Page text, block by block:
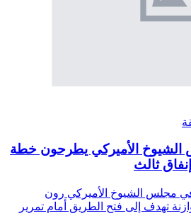
الشيوخ الأميركي يطرحون خطة
ثالث
مجلس الشيوخ الأميركي رون
تهدف إلى فتح الطريق أمام تمرير